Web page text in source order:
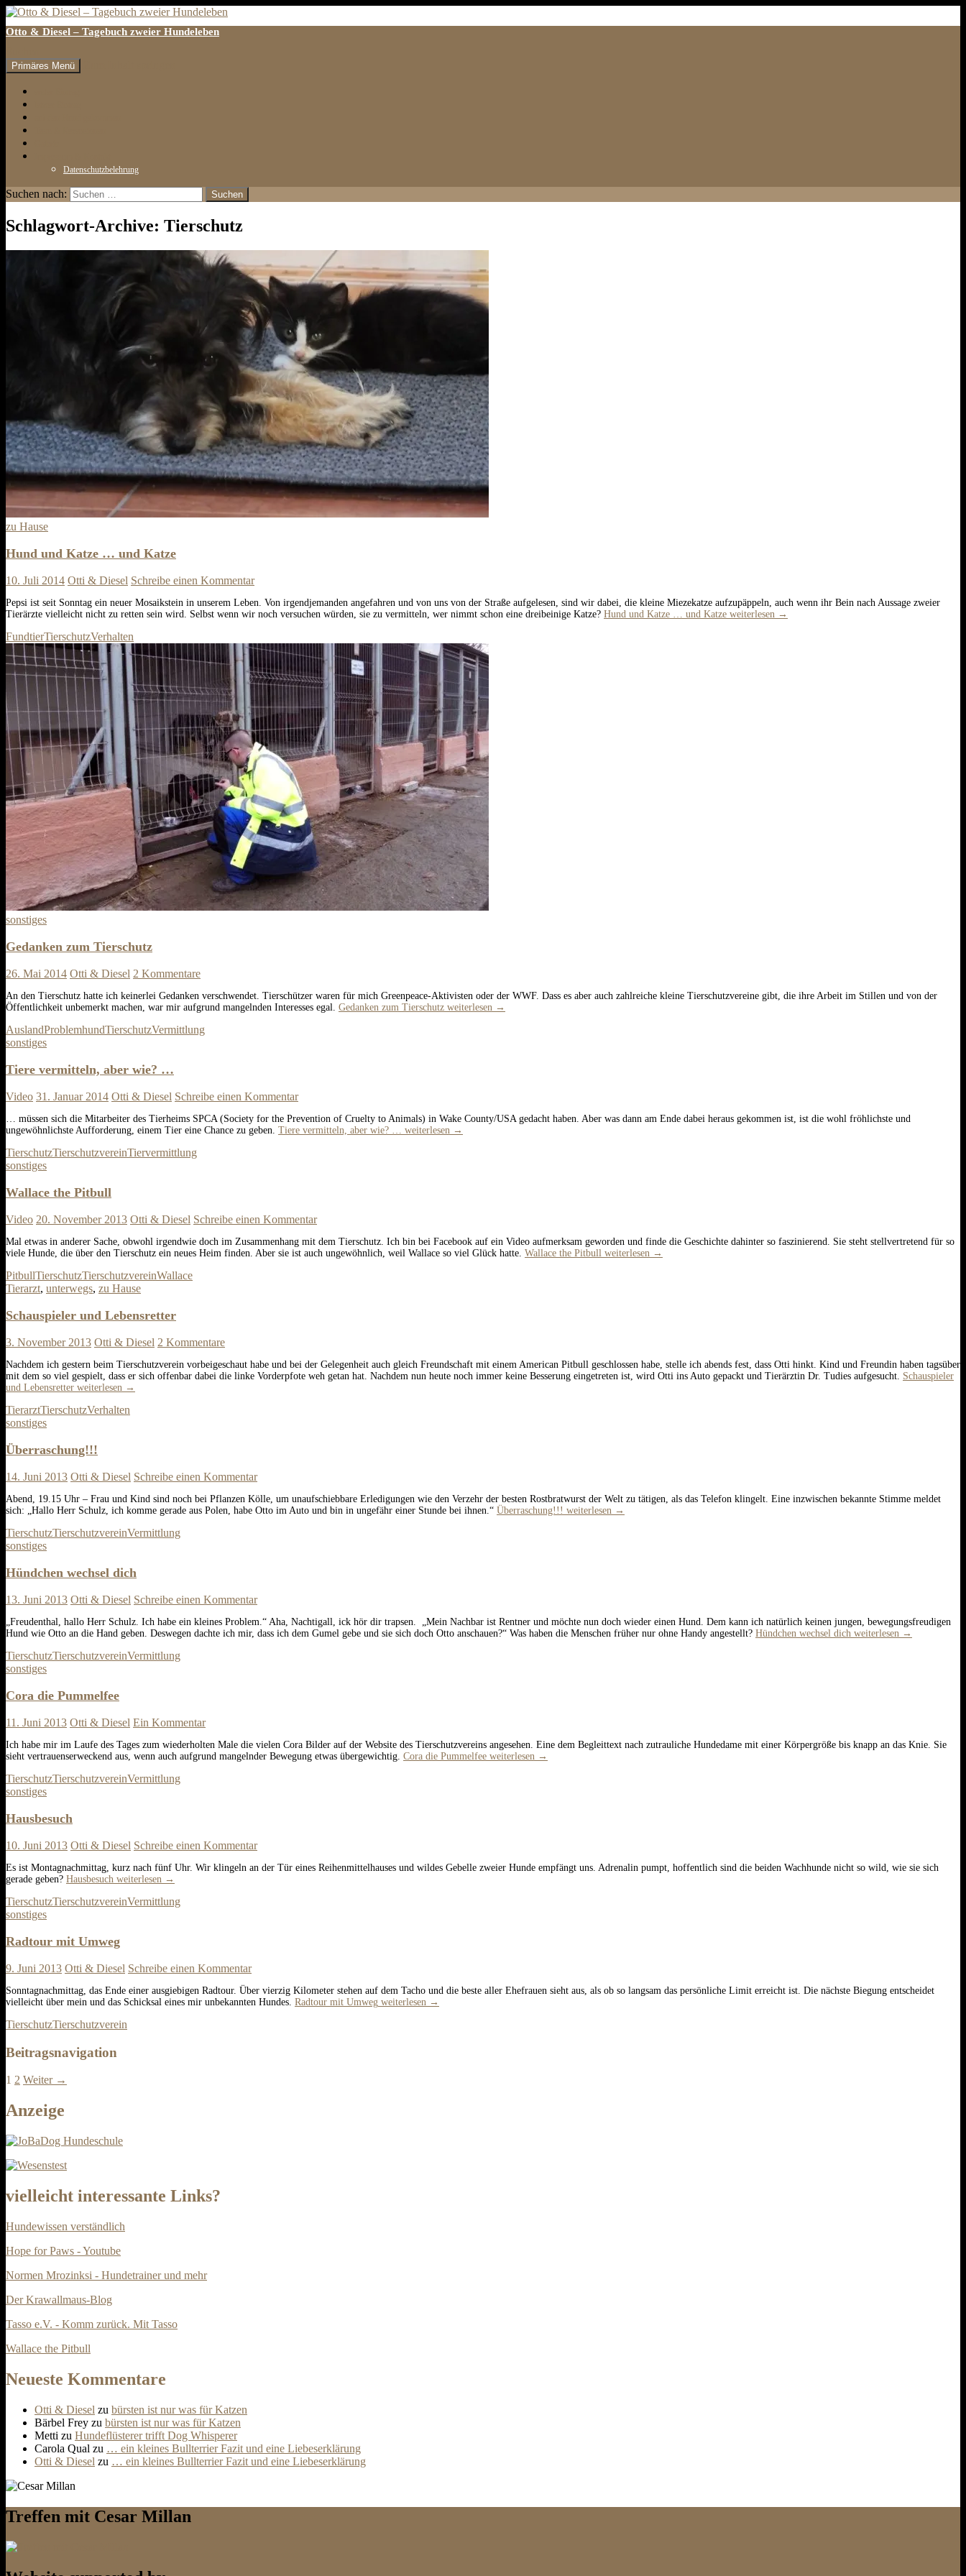
Otto & Diesel – Tagebuch zweier Hundeleben
Primäres Menü
Datenschutzbelehrung
Suchen nach:
Schlagwort-Archive: Tierschutz
zu Hause
Hund und Katze … und Katze
10. Juli 2014 Otti & Diesel Schreibe einen Kommentar
Pepsi ist seit Sonntag ein neuer Mosaikstein in unserem Leben. Von irgendjemanden angefahren und von uns von der Straße aufgelesen, sind wir dabei, die kleine Miezekatze aufzupäppeln, auch wenn ihr Bein nach Aussage zweier
Tierärzte vielleicht nicht zu retten sein wird. Selbst wenn wir noch versuchen würden, sie zu vermitteln, wer nimmt schon eine dreibeinige Katze? Hund und Katze … und Katze weiterlesen →
FundtierTierschutzVerhalten
sonstiges
Gedanken zum Tierschutz
26. Mai 2014 Otti & Diesel 2 Kommentare
An den Tierschutz hatte ich keinerlei Gedanken verschwendet. Tierschützer waren für mich Greenpeace-Aktivisten oder der WWF. Dass es aber auch zahlreiche kleine Tierschutzvereine gibt, die ihre Arbeit im Stillen und von der
Öffentlichkeit unbemerkt machen, war mir aufgrund mangelnden Interesses egal. Gedanken zum Tierschutz weiterlesen →
AuslandProblemhundTierschutzVermittlung
sonstiges
Tiere vermitteln, aber wie? …
Video 31. Januar 2014 Otti & Diesel Schreibe einen Kommentar
… müssen sich die Mitarbeiter des Tierheims SPCA (Society for the Prevention of Cruelty to Animals) in Wake County/USA gedacht haben. Aber was dann am Ende dabei heraus gekommen ist, ist die wohl fröhlichste und
ungewöhnlichste Aufforderung, einem Tier eine Chance zu geben. Tiere vermitteln, aber wie? … weiterlesen →
TierschutzTierschutzvereinTiervermittlung
sonstiges
Wallace the Pitbull
Video 20. November 2013 Otti & Diesel Schreibe einen Kommentar
Mal etwas in anderer Sache, obwohl irgendwie doch im Zusammenhang mit dem Tierschutz. Ich bin bei Facebook auf ein Video aufmerksam geworden und finde die Geschichte dahinter so faszinierend. Sie steht stellvertretend für so
viele Hunde, die über den Tierschutz ein neues Heim finden. Aber sie ist auch ungewöhnlich, weil Wallace so viel Glück hatte. Wallace the Pitbull weiterlesen →
PitbullTierschutzTierschutzvereinWallace
Tierarzt, unterwegs, zu Hause
Schauspieler und Lebensretter
3. November 2013 Otti & Diesel 2 Kommentare
Nachdem ich gestern beim Tierschutzverein vorbeigeschaut habe und bei der Gelegenheit auch gleich Freundschaft mit einem American Pitbull geschlossen habe, stelle ich abends fest, dass Otti hinkt. Kind und Freundin haben tagsüber
mit dem so viel gespielt, dass er sich offenbar dabei die linke Vorderpfote weh getan hat. Nachdem nun heute noch immer keine Besserung eingetreten ist, wird Otti ins Auto gepackt und Tierärztin Dr. Tudies aufgesucht. Schauspieler
und Lebensretter weiterlesen →
TierarztTierschutzVerhalten
sonstiges
Überraschung!!!
14. Juni 2013 Otti & Diesel Schreibe einen Kommentar
Abend, 19.15 Uhr – Frau und Kind sind noch bei Pflanzen Kölle, um unaufschiebbare Erledigungen wie den Verzehr der besten Rostbratwurst der Welt zu tätigen, als das Telefon klingelt. Eine inzwischen bekannte Stimme meldet
sich: „Hallo Herr Schulz, ich komme gerade aus Polen, habe Otto im Auto und bin in ungefähr einer Stunde bei ihnen.“ Überraschung!!! weiterlesen →
TierschutzTierschutzvereinVermittlung
sonstiges
Hündchen wechsel dich
13. Juni 2013 Otti & Diesel Schreibe einen Kommentar
„Freudenthal, hallo Herr Schulz. Ich habe ein kleines Problem.“ Aha, Nachtigall, ick hör dir trapsen. „Mein Nachbar ist Rentner und möchte nun doch wieder einen Hund. Dem kann ich natürlich keinen jungen, bewegungsfreudigen
Hund wie Otto an die Hand geben. Deswegen dachte ich mir, dass ich dem Gumel gebe und sie sich doch Otto anschauen?“ Was haben die Menschen früher nur ohne Handy angestellt? Hündchen wechsel dich weiterlesen →
TierschutzTierschutzvereinVermittlung
sonstiges
Cora die Pummelfee
11. Juni 2013 Otti & Diesel Ein Kommentar
Ich habe mir im Laufe des Tages zum wiederholten Male die vielen Cora Bilder auf der Website des Tierschutzvereins angesehen. Eine dem Begleittext nach zutrauliche Hundedame mit einer Körpergröße bis knapp an das Knie. Sie
sieht vertrauenserweckend aus, wenn auch aufgrund mangelnder Bewegung etwas übergewichtig. Cora die Pummelfee weiterlesen →
TierschutzTierschutzvereinVermittlung
sonstiges
Hausbesuch
10. Juni 2013 Otti & Diesel Schreibe einen Kommentar
Es ist Montagnachmittag, kurz nach fünf Uhr. Wir klingeln an der Tür eines Reihenmittelhauses und wildes Gebelle zweier Hunde empfängt uns. Adrenalin pumpt, hoffentlich sind die beiden Wachhunde nicht so wild, wie sie sich
gerade geben? Hausbesuch weiterlesen →
TierschutzTierschutzvereinVermittlung
sonstiges
Radtour mit Umweg
9. Juni 2013 Otti & Diesel Schreibe einen Kommentar
Sonntagnachmittag, das Ende einer ausgiebigen Radtour. Über vierzig Kilometer stehen auf dem Tacho und die beste aller Ehefrauen sieht aus, als ob so langsam das persönliche Limit erreicht ist. Die nächste Biegung entscheidet
vielleicht über mein und das Schicksal eines mir unbekannten Hundes. Radtour mit Umweg weiterlesen →
TierschutzTierschutzverein
Beitragsnavigation
1 2 Weiter →
Anzeige
vielleicht interessante Links?
Hundewissen verständlich
Hope for Paws - Youtube
Normen Mrozinksi - Hundetrainer und mehr
Der Krawallmaus-Blog
Tasso e.V. - Komm zurück. Mit Tasso
Wallace the Pitbull
Neueste Kommentare
Otti & Diesel zu bürsten ist nur was für Katzen
Bärbel Frey zu bürsten ist nur was für Katzen
Metti zu Hundeflüsterer trifft Dog Whisperer
Carola Qual zu … ein kleines Bullterrier Fazit und eine Liebeserklärung
Otti & Diesel zu … ein kleines Bullterrier Fazit und eine Liebeserklärung
Treffen mit Cesar Millan